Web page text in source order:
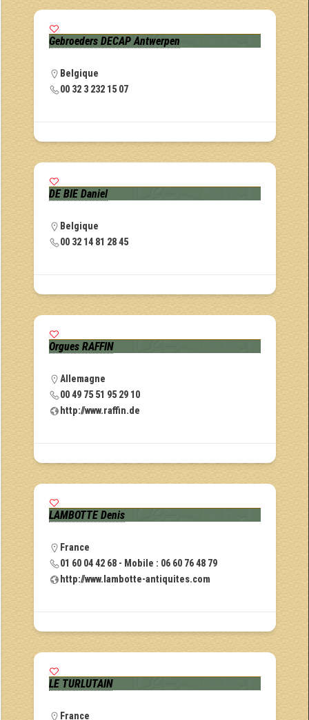
Gebroeders DECAP Antwerpen
Belgique
00 32 3 232 15 07
DE BIE Daniel
Belgique
00 32 14 81 28 45
Orgues RAFFIN
Allemagne
00 49 75 51 95 29 10
http://www.raffin.de
LAMBOTTE Denis
France
01 60 04 42 68 - Mobile : 06 60 76 48 79
http://www.lambotte-antiquites.com
LE TURLUTAIN
France